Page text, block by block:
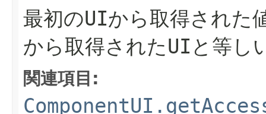
最初のUIから取得された
から取得されたUIと等し
関連項目: